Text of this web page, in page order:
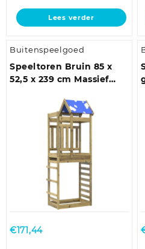
Lees verder
Buitenspeelgoed
Speeltoren Bruin 85 x
52,5 x 239 cm Massief
€171,44